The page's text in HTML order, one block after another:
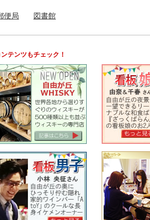
便局 図書館
テンツもチェック！